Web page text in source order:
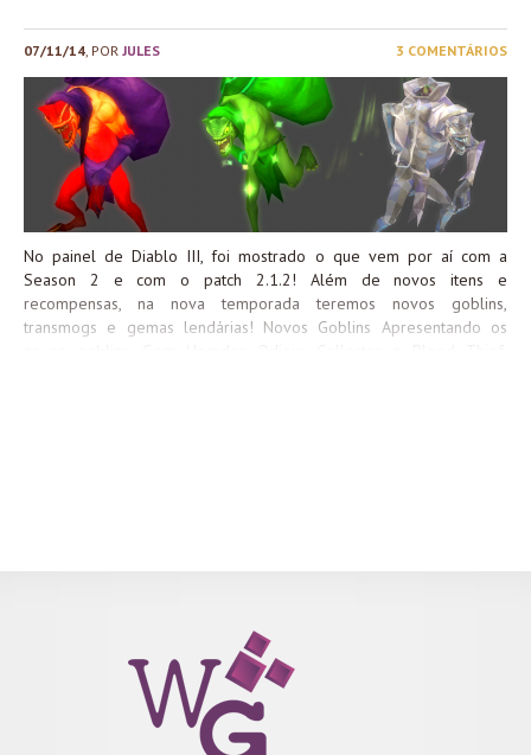
07/11/14, POR JULES 3 COMENTÁRIOS
No painel de Diablo III, foi mostrado o que vem por aí com a
Season 2 e com o patch 2.1.2! Além de novos itens e
recompensas, na nova temporada teremos novos goblins,
transmogs e gemas lendárias! Novos Goblins Apresentando os